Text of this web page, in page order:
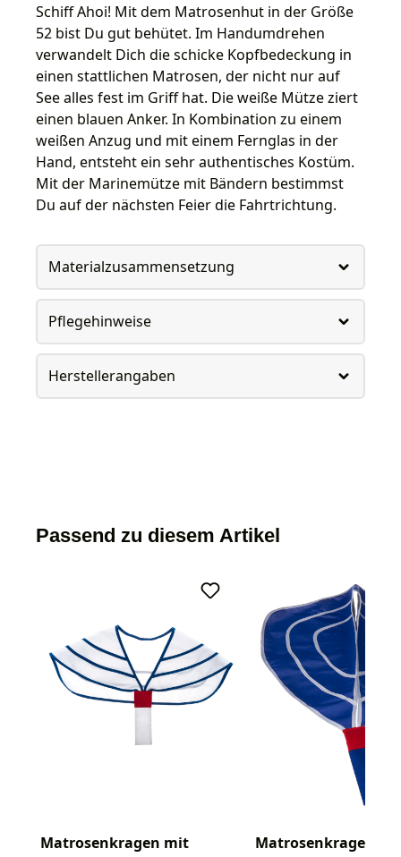
Schiff Ahoi! Mit dem Matrosenhut in der Größe
52 bist Du gut behütet. Im Handumdrehen
verwandelt Dich die schicke Kopfbedeckung in
einen stattlichen Matrosen, der nicht nur auf
See alles fest im Griff hat. Die weiße Mütze ziert
einen blauen Anker. In Kombination zu einem
weißen Anzug und mit einem Fernglas in der
Hand, entsteht ein sehr authentisches Kostüm.
Mit der Marinemütze mit Bändern bestimmst
Du auf der nächsten Feier die Fahrtrichtung.
Materialzusammensetzung
Pflegehinweise
Herstellerangaben
Passend zu diesem Artikel
Matrosenkragen mit
Matrosenkragen